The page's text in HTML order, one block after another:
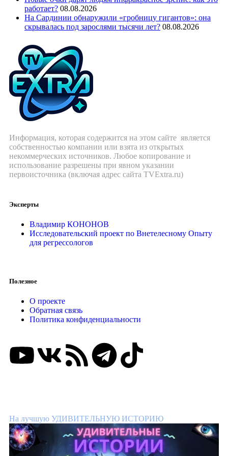
работает? 08.08.2026
На Сардинии обнаружили «гробницу гигантов»: она
скрывалась под зарослями тысячи лет? 08.08.2026
Информация, которая содержится на этом сайте является
собственностью компании или взята из открытых
некоммерческих источников. Любое копирование и
использование разрешены при явном указании
первоисточника (включая адрес сайта TVExtra.ru)
Эксперты
Владимир КОНОНОВ
Исследовательский проект по Внетелесному Опыту
для регрессологов
Полезное
О проекте
Обратная связь
Политика конфиденциальности
На лучшую УДИВИТЕЛЬНУЮ ИСТОРИЮ